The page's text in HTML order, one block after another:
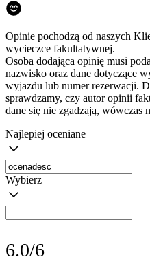
Opinie pochodzą od naszych
wycieczce fakultatywnej.
Osoba dodająca opinię musi
nazwisko oraz dane dotyczące
wyjazdu lub numer rezerwacji.
sprawdzamy, czy autor opinii
dane się nie zgadzają, wówczas
Najlepiej oceniane
Wybierz
6.0/6